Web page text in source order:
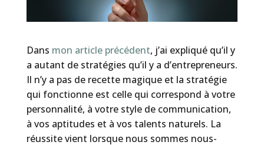
Dans mon article précédent, j’ai expliqué qu’il y
a autant de stratégies qu’il y a d’entrepreneurs.
Il n’y a pas de recette magique et la stratégie
qui fonctionne est celle qui correspond à votre
personnalité, à votre style de communication,
à vos aptitudes et à vos talents naturels. La
réussite vient lorsque nous sommes nous-